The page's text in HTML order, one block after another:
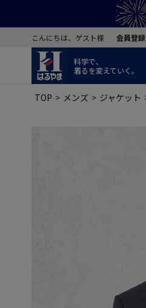
こんにちは、ゲスト様 会員登録
科学で、
着るを変えていく。
TOP メンズ ジャケット